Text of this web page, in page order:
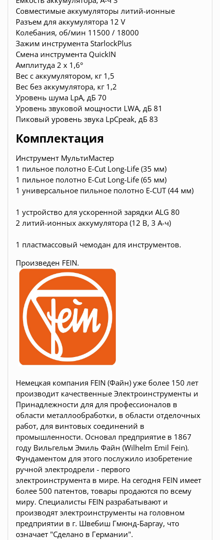
Совместимые аккумуляторы литий-ионные
Разъем для аккумулятора 12 V
Колебания, об/мин 11500 / 18000
Зажим инструмента StarlockPlus
Смена инструмента QuickIN
Амплитуда 2 x 1,6°
Вес с аккумулятором, кг 1,5
Вес без аккумулятора, кг 1,2
Уровень шума LpA, дБ 70
Уровень звуковой мощности LWA, дБ 81
Пиковый уровень звука LpCpeak, дБ 83
Комплектация
Инструмент МультиМастер
1 пильное полотно E-Cut Long-Life (35 мм)
1 пильное полотно E-Cut Long-Life (65 мм)
1 универсальное пильное полотно E-CUT (44 мм)
1 устройство для ускоренной зарядки ALG 80
2 литий-ионных аккумулятора (12 В, 3 А-ч)
1 пластмассовый чемодан для инструментов.
Произведен FEIN.
Немецкая компания FEIN (Файн) уже более 150 лет
производит качественные Электроинструменты и
Принадлежности для для профессионалов в
области металлообработки, в области отделочных
работ, для винтовых соединений в
промышленности. Основал предприятие в 1867
году Вильгельм Эмиль Файн (Wilhelm Emil Fein).
Фундаментом для этого послужило изобретение
ручной электродрели - первого
электроинструмента в мире. На сегодня FEIN имеет
более 500 патентов, товары продаются по всему
миру. Специалисты FEIN разрабатывают и
производят электроинструменты на головном
предприятии в г. Швебиш Гмюнд-Баргау, что
означает "Сделано в Германии".